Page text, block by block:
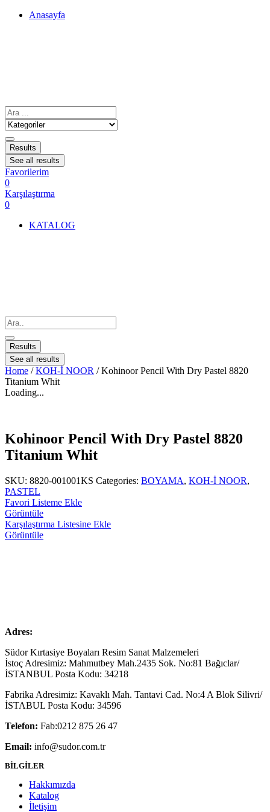
Anasayfa
Results
See all results
Favorilerim
0
Karşılaştırma
0
KATALOG
Results
See all results
Home /KOH-İ NOOR / Kohinoor Pencil With Dry Pastel 8820
Titanium Whit
Loading...
Kohinoor Pencil With Dry Pastel 8820
Titanium Whit
SKU: 8820-001001KS Categories: BOYAMA, KOH-İ NOOR,
PASTEL
Favori Listeme Ekle
Görüntüle
Karşılaştırma Listesine Ekle
Görüntüle
Adres:
Südor Kırtasiye Boyaları Resim Sanat Malzemeleri
İstoç Adresimiz: Mahmutbey Mah.2435 Sok. No:81 Bağıclar/
İSTANBUL Posta Kodu: 34218
Fabrika Adresimiz: Kavaklı Mah. Tantavi Cad. No:4 A Blok Silivri/
İSTABUL Posta Kodu: 34596
Telefon: Fab:0212 875 26 47
Email: info@sudor.com.tr
BİLGİLER
Hakkımızda
Katalog
İletişim